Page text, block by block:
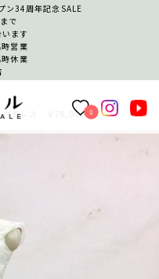
ン34周年記念SALE
で
ます
営業
休業
0
グドレス ￥78,000−